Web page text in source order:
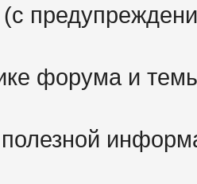
форума и